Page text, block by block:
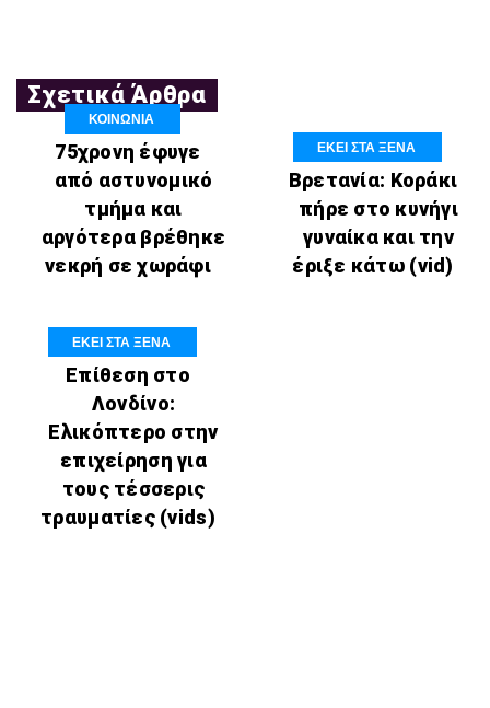
Σχετικά Άρθρα
ΚΟΙΝΩΝΙΑ
75χρονη έφυγε
από αστυνομικό
τμήμα και
αργότερα βρέθηκε
νεκρή σε χωράφι
ΕΚΕΙ ΣΤΑ ΞΕΝΑ
Βρετανία: Κοράκι
πήρε στο κυνήγι
γυναίκα και την
έριξε κάτω (vid)
ΕΚΕΙ ΣΤΑ ΞΕΝΑ
Επίθεση στο
Λονδίνο:
Ελικόπτερο στην
επιχείρηση για
τους τέσσερις
τραυματίες (vids)